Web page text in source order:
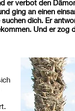
er verbot den
ging an einen
dich. Er
Und er zog